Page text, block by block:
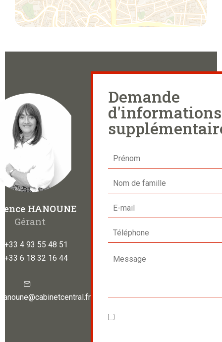
HANOUNE
Gérant
+33 4 93 55 48 51
+33 6 18 32 16 44
Demande
d'informations